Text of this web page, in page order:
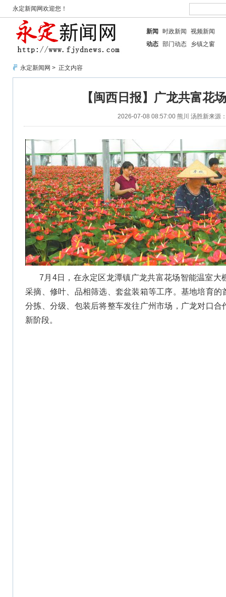
永定新闻网欢迎您！
新闻 时政新闻
视频新闻
动态 部门动态 乡镇之窗
永定新闻网 > 正文内容
【闽西日报】广龙共富花
2026-07-08 08:57:00 熊川 汤胜新来源
7月4日，在永定区龙潭镇广龙共富花场智能温室
采摘、修叶、品相筛选、套盆装箱等工序。基地培育
分拣、分级、包装后将整车发往广州市场，广龙对口
新阶段。